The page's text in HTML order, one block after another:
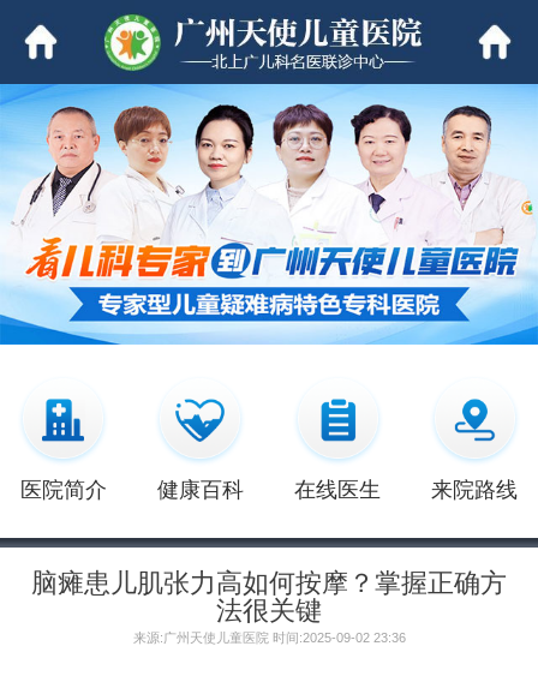
医院简介 健康百科 在线医生 来院路线
脑瘫患儿肌张力高如何按摩？掌握正确方
法很关键
来源:广州天使儿童医院 时间:2025-09-02 23:36